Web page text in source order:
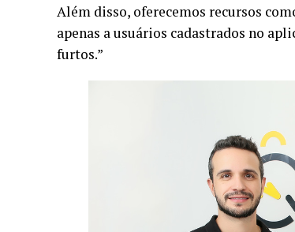
Além disso, oferecemos recursos
apenas a usuários cadastrados no
furtos.”